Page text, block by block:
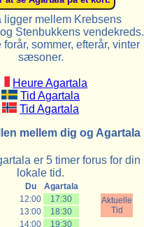
ligger mellem Krebsens
Stenbukkens vendekreds.
forår, sommer, efterår, vinter
sæsoner.
Heure Agartala
Tid Agartala
Tid Agartala
mellem dig og Agartala
er 5 timer forus for din
lokale tid.
Du
Agartala
12:00 17:30
Aktuelle
Tid
13:00
18:30
14:00 19:30